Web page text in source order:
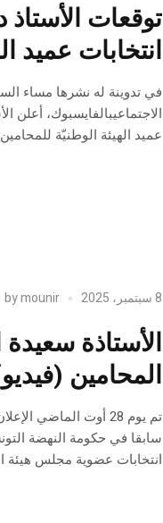
توقعات
انتخابات عميد
الاجتماعيبالفايسبوك،
عميد الهيئة الوطنيّة
8 سبتمبر، 2025 bymounir
الأستاذة
المحامين
تم يوم 28 أوت
سابقا في حكومة النهضة
انتخابات عضوية مجلس هيئة المحامين